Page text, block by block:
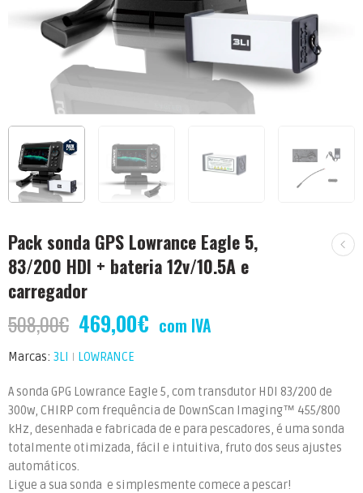
Pack sonda GPS Lowrance Eagle 5,
83/200 HDI + bateria 12v/10.5A e
carregador
508,00€ 469,00€ com IVA
Marcas: 3LI LOWRANCE
A sonda GPG Lowrance Eagle 5, com transdutor HDI 83/200 de
300w, CHIRP com frequência de DownScan Imaging™ 455/800
kHz, desenhada e fabricada de e para pescadores, é uma sonda
totalmente otimizada, fácil e intuitiva, fruto dos seus ajustes
automáticos.
Ligue a sua sonda e simplesmente comece a pescar!